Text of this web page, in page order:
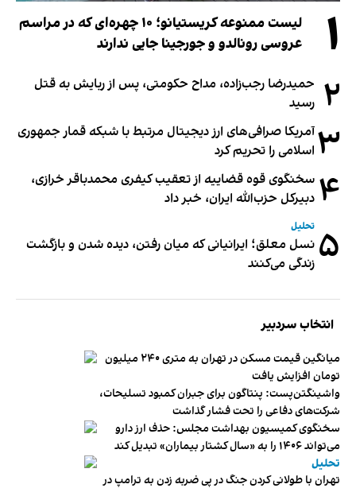
۱
لیست ممنوعه کریستیانو؛ ۱۰ چهره‌ای که در مراسم
عروسی رونالدو و جورجینا جایی ندارند
۲ حمیدرضا رجب‌زاده، مداح حکومتی، پس از ربایش به قتل
رسید
۳آمریکا صرافی‌های ارز دیجیتال مرتبط با شبکه قمار جمهوری
اسلامی را تحریم کرد
۴ سخنگوی قوه قضاییه از تعقیب کیفری محمدباقر خرازی،
دبیر‌کل حزب‌الله ایران، خبر داد
۵ تحلیل
نسل معلق؛ ایرانیانی که میان رفتن، دیده شدن و بازگشت
زندگی می‌کنند
انتخاب سردبیر
میانگین قیمت مسکن در تهران به متری ۲۴۰ میلیون
تومان افزایش یافت
واشینگتن‌پست: پنتاگون برای جبران کمبود تسلیحات،
شرکت‌های دفاعی را تحت فشار گذاشت
سخنگوی کمیسیون بهداشت مجلس: حذف ارز دارو
می‌تواند ۱۴۰۶ را به «سال کشتار بیماران» تبدیل کند
تحلیل
تهران با طولانی کردن جنگ در پی ضربه زدن به ترامپ در